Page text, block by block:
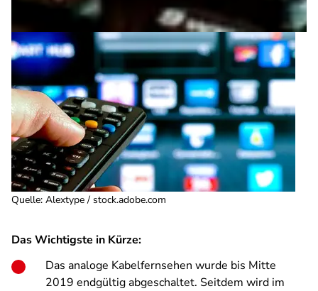
Quelle: Alextype / stock.adobe.com
Das Wichtigste in Kürze:
Das analoge Kabelfernsehen wurde bis Mitte
2019 endgültig abgeschaltet. Seitdem wird im